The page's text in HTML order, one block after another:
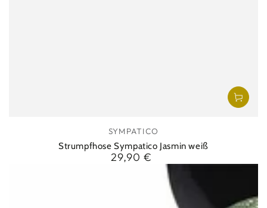
Verkäufer/in:
SYMPATICO
Strumpfhose Sympatico Jasmin weiß
Regulärer
29,90 €